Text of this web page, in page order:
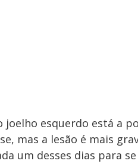
esquerdo está a
mas a lesão é mais
um desses dias para